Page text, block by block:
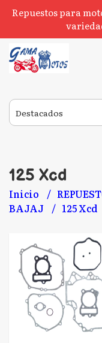
Repuestos para
125 Xcd
Inicio
BAJAJ
125 Xcd